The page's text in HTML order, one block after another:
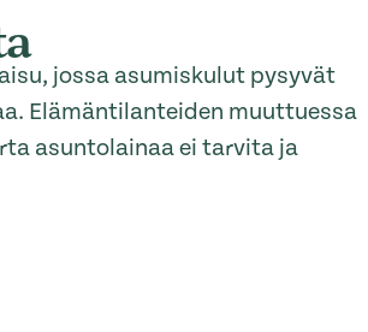
jossa asumiskulut pysyvät
Elämäntilanteiden muuttuessa
asuntolainaa ei tarvita ja